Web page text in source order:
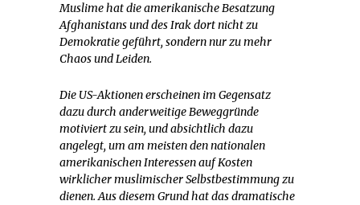
Muslime hat die amerikanische Besatzung
Afghanistans und des Irak dort nicht zu
Demokratie geführt, sondern nur zu mehr
Chaos und Leiden.
Die US-Aktionen erscheinen im Gegensatz
dazu durch anderweitige Beweggründe
motiviert zu sein, und absichtlich dazu
angelegt, um am meisten den nationalen
amerikanischen Interessen auf Kosten
wirklicher muslimischer Selbstbestimmung zu
dienen. Aus diesem Grund hat das dramatische